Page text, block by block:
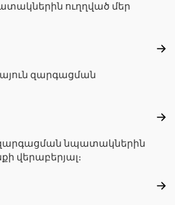
ուղղված մեր
զարգացման
զարգացման նպատակներին
վերաբերյալ։